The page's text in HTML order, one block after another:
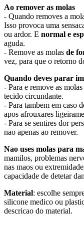
Ao remover as molas
- Quando removes a
Isso provoca uma
ou ardor. E normal e
aguda.
- Remove as molas de
vez, para que o retorno
Quando deves parar
- Para e remove as molas
tecido circundante.
- Para tambem em caso
apos afrouxares
- Para se sentires dor
nao apenas ao remover.
Nao uses molas para
mamilos, problemas
nas maos ou
capacidade de detetar
Material: escolhe
silicone medico ou
descricao do material.